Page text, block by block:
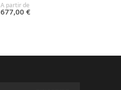
A partir de
677,00 €